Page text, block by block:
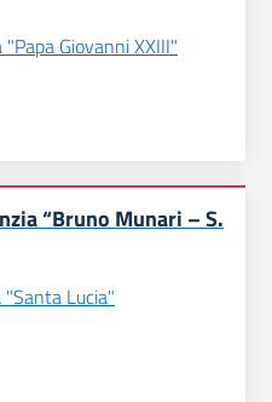
Giovanni XXIII"
“Bruno Munari – S.
Lucia"